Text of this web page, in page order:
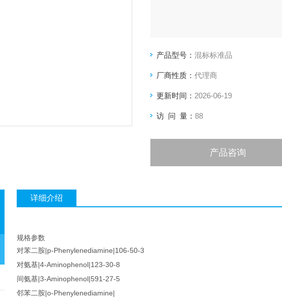
产品型号： 混标标准品
厂商性质： 代理商
更新时间： 2026-06-19
访 问 量： 88
产品咨询
详细介绍
规格参数
对苯二胺|p-Phenylenediamine|106-50-3
对氨基|4-Aminophenol|123-30-8
间氨基|3-Aminophenol|591-27-5
邻苯二胺|o-Phenylenediamine|